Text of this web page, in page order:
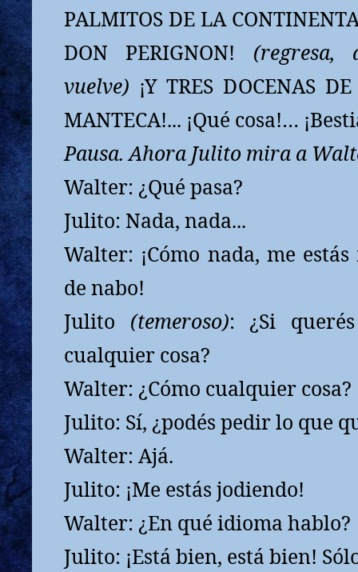
PALMITOS DE LA
DON PERIGNON! (regresa,
vuelve) ¡Y TRES DOCENAS
MANTECA!... ¡Qué cosa!…
Pausa. Ahora Julito mira a
Walter: ¿Qué pasa?
Julito: Nada, nada...
Walter: ¡Cómo nada, me
de nabo!
Julito (temeroso): ¿Si
cualquier cosa?
Walter: ¿Cómo cualquier cosa?
Julito: Sí, ¿podés pedir lo que
Walter: Ajá.
Julito: ¡Me estás jodiendo!
Walter: ¿En qué idioma hablo?
Julito: ¡Está bien, está bien!